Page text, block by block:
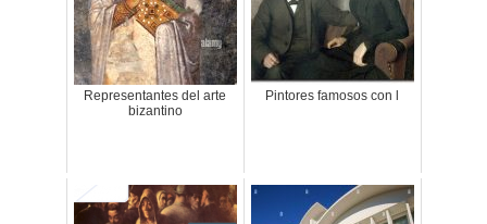
Representantes del arte
bizantino
Pintores famosos con l